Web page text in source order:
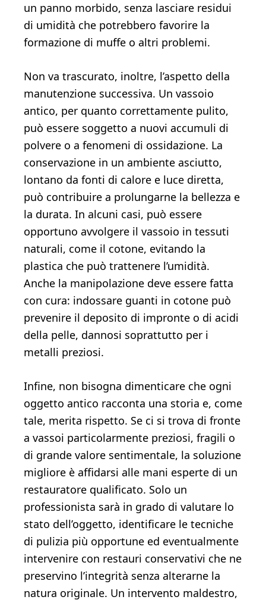
un panno morbido, senza lasciare residui
di umidità che potrebbero favorire la
formazione di muffe o altri problemi.
Non va trascurato, inoltre, l’aspetto della
manutenzione successiva. Un vassoio
antico, per quanto correttamente pulito,
può essere soggetto a nuovi accumuli di
polvere o a fenomeni di ossidazione. La
conservazione in un ambiente asciutto,
lontano da fonti di calore e luce diretta,
può contribuire a prolungarne la bellezza e
la durata. In alcuni casi, può essere
opportuno avvolgere il vassoio in tessuti
naturali, come il cotone, evitando la
plastica che può trattenere l’umidità.
Anche la manipolazione deve essere fatta
con cura: indossare guanti in cotone può
prevenire il deposito di impronte o di acidi
della pelle, dannosi soprattutto per i
metalli preziosi.
Infine, non bisogna dimenticare che ogni
oggetto antico racconta una storia e, come
tale, merita rispetto. Se ci si trova di fronte
a vassoi particolarmente preziosi, fragili o
di grande valore sentimentale, la soluzione
migliore è affidarsi alle mani esperte di un
restauratore qualificato. Solo un
professionista sarà in grado di valutare lo
stato dell’oggetto, identificare le tecniche
di pulizia più opportune ed eventualmente
intervenire con restauri conservativi che ne
preservino l’integrità senza alterarne la
natura originale. Un intervento maldestro,